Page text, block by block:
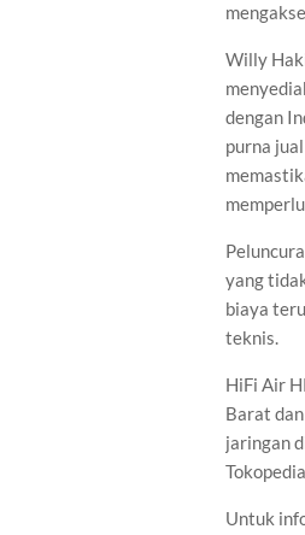
Willy
dengan
purna
yang
biaya
teknis.
HiFi Air
Barat
jaringan
Untuk